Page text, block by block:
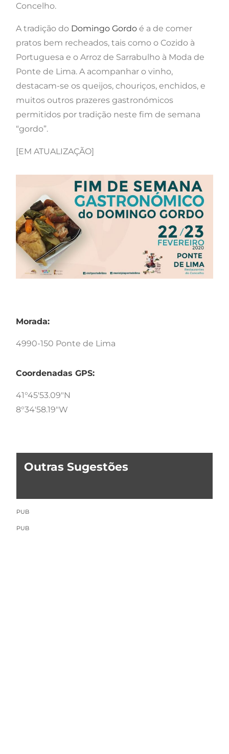
Concelho.
A tradição do Domingo Gordo é a de comer
pratos bem recheados, tais como o Cozido à
Portuguesa e o Arroz de Sarrabulho à Moda de
Ponte de Lima. A acompanhar o vinho,
destacam-se os queijos, chouriços, enchidos, e
muitos outros prazeres gastronómicos
permitidos por tradição neste fim de semana
“gordo”.
[EM ATUALIZAÇÃO]
Morada:
4990-150 Ponte de Lima
Coordenadas GPS:
41°45'53.09"N
8°34'58.19"W
Outras Sugestões
PUB
PUB